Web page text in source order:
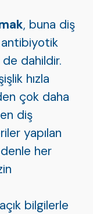
, buna diş
antibiyotik
dahildir.
hızla
çok daha
diş
yapılan
her
bilgilerle